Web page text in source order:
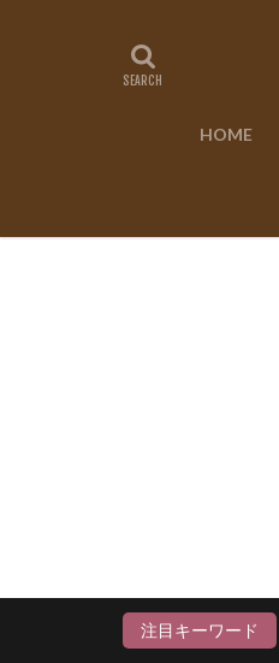
HOME
注目キーワード